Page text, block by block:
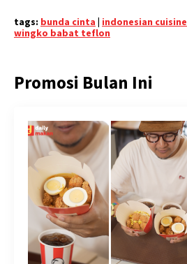
tags: bunda cinta | indonesian cuisine
wingko babat teflon
Promosi Bulan Ini